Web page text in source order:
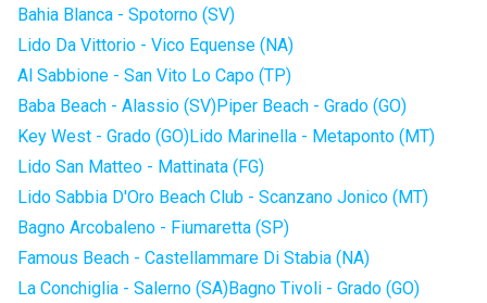
Bahia Blanca - Spotorno (SV)
Lido Da Vittorio - Vico Equense (NA)
Al Sabbione - San Vito Lo Capo (TP)
Baba Beach - Alassio (SV)Piper Beach - Grado (GO)
Key West - Grado (GO)Lido Marinella - Metaponto (MT)
Lido San Matteo - Mattinata (FG)
Lido Sabbia D'Oro Beach Club - Scanzano Jonico (MT)
Bagno Arcobaleno - Fiumaretta (SP)
Famous Beach - Castellammare Di Stabia (NA)
La Conchiglia - Salerno (SA)Bagno Tivoli - Grado (GO)